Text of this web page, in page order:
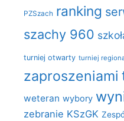
PZSzach ranking
szachy 960
turniej otwarty turniej
zaproszeniami
weteran wybory
zebranie KSzGK